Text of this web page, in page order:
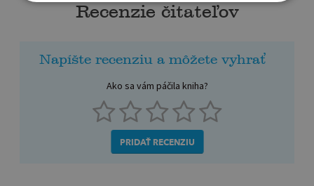
Recenzie čitateľov
Napíšte recenziu a môžete vyhrať
Ako sa vám páčila kniha?
PRIDAŤ RECENZIU